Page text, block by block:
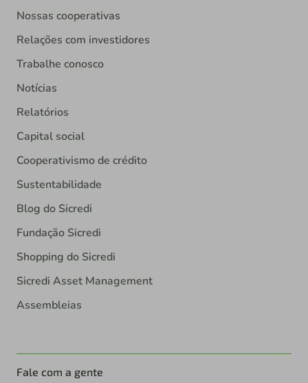
Nossas cooperativas
Relações com investidores
Trabalhe conosco
Notícias
Relatórios
Capital social
Cooperativismo de crédito
Sustentabilidade
Blog do Sicredi
Fundação Sicredi
Shopping do Sicredi
Sicredi Asset Management
Assembleias
Fale com a gente